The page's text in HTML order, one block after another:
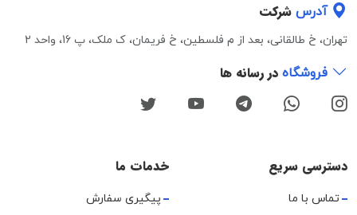
آدرس شرکت
تهران، خ طالقانی، بعد از م فلسطین، خ فریمان، ک ملک، پ 16، واحد 2
فروشگاه در رسانه ها
دسترسی سریع
تماس با ما
خدمات ما
پیگیری سفارش